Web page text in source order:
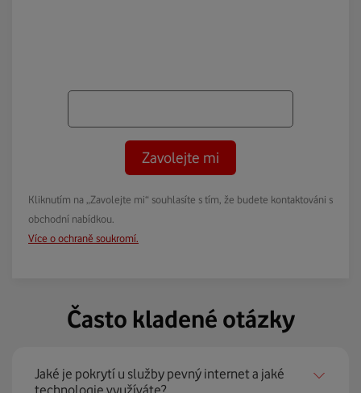
Zavolejte mi
Kliknutím na „Zavolejte mi“ souhlasíte s tím, že budete kontaktováni s
obchodní nabídkou.
Více o ochraně soukromí.
Často kladené otázky
Jaké je pokrytí u služby pevný internet a jaké
technologie využíváte?